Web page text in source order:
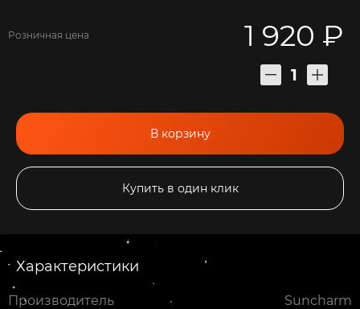
Розничная цена 1 920 ₽
В корзину
Купить в один клик
Характеристики
Производитель
Suncharm